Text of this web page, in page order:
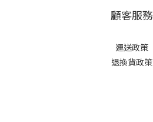
顧客服務
運送政策
退換貨政策